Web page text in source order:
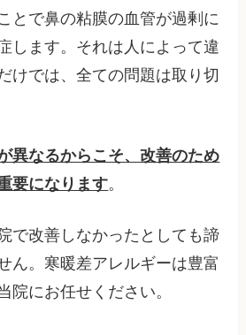
とで鼻の粘膜の血管が過剰に
します。それは人によって違
けでは、全ての問題は取り切
異なるからこそ、改善のため
要になります。
で改善しなかったとしても諦
ん。寒暖差アレルギーは豊富
院にお任せください。